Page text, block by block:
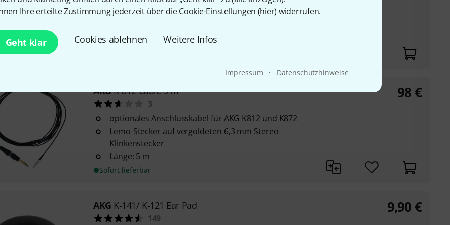
Ihre erteilte Zustimmung jederzeit über die Cookie-Einstellungen (hier) widerrufen.
Geht klar Cookies ablehnen Weitere Infos
Impressum · Datenschutzhinweise
von 3,5 mm Mini-Stereoklinke auf 6,3 mm
Stereoklinke
vergoldet
AKGK-812 Cable 5 m
3
optionales Anschlusskabel für AKG K812 und K872
Lemo-Stecker auf vergoldeten 6,3 mm Stereo-
Klinkenstecker
Länge: 5 m
Sofort lieferbar
98 €
AKG K-141/ K-121 Ear Pad
149
9,90 €